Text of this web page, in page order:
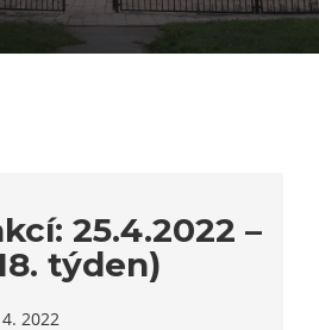
25.4.2022 –
týden)
2022